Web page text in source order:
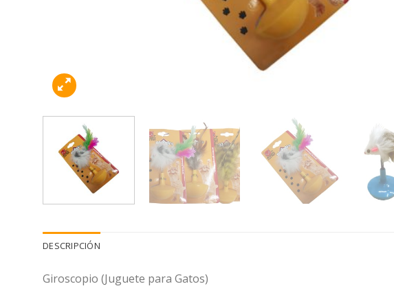
DESCRIPCIÓN
Giroscopio (Juguete para Gatos)